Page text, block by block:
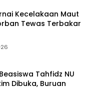
Kecelakaan Maut
Tewas Terbakar
Tahfidz NU
Dibuka, Buruan